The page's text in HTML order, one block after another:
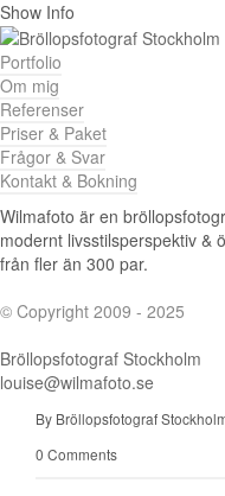
Show Info
Portfolio
Om mig
Referenser
Priser & Paket
Frågor & Svar
Kontakt & Bokning
Wilmafoto är en
modernt livsstilsperspektiv &
från fler än 300 par.
© Copyright 2009 - 2025
Bröllopsfotograf Stockholm
louise@wilmafoto.se
By Bröllopsfotograf
0 Comments